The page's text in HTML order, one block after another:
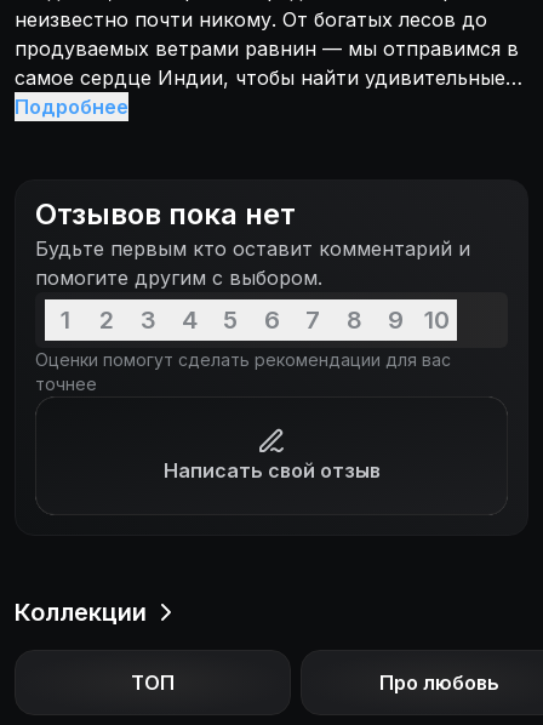
неизвестно почти никому. От богатых лесов до
продуваемых ветрами равнин — мы отправимся в
самое сердце Индии, чтобы найти удивительные
сокровища этой современной, но до сих пор
Подробнее
Отзывов пока нет
Будьте первым кто оставит комментарий и
помогите другим с выбором.
1 2 3 4 5 6 7 8 9 10
Оценки помогут сделать рекомендации для вас
точнее
Написать свой отзыв
Коллекции
ТОП Про любовь